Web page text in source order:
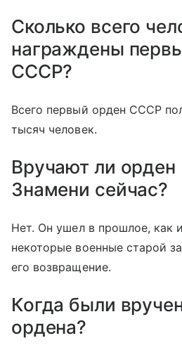
Сколько всего
награждены
СССР?
Всего первый орден СССР
тысяч человек.
Вручают ли орден
Знамени сейчас?
Нет. Он ушел в прошлое, как
некоторые военные старой
его возвращение.
Когда были
ордена?